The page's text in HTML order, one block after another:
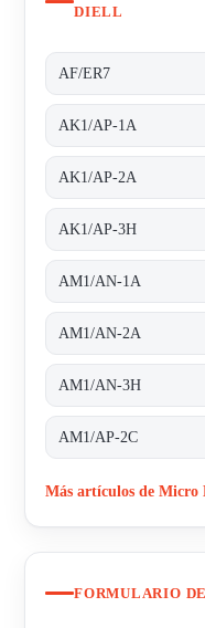
DIELL
AF/ER7
AK1/AP-1A
AK1/AP-2A
AK1/AP-3H
AM1/AN-1A
AM1/AN-2A
AM1/AN-3H
AM1/AP-2C
Más artículos de Micro
FORMULARIO